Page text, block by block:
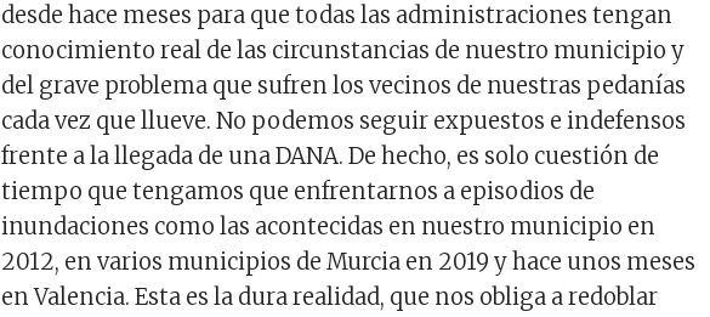
desde hace meses para que todas las administraciones tengan
conocimiento real de las circunstancias de nuestro municipio y
del grave problema que sufren los vecinos de nuestras pedanías
cada vez que llueve. No podemos seguir expuestos e indefensos
frente a la llegada de una DANA. De hecho, es solo cuestión de
tiempo que tengamos que enfrentarnos a episodios de
inundaciones como las acontecidas en nuestro municipio en
2012, en varios municipios de Murcia en 2019 y hace unos meses
en Valencia. Esta es la dura realidad, que nos obliga a redoblar